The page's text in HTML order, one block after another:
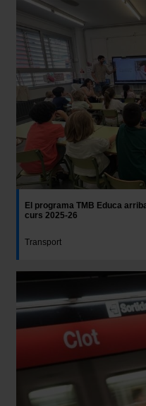
El programa TMB Educa
curs 2025-26
Transport